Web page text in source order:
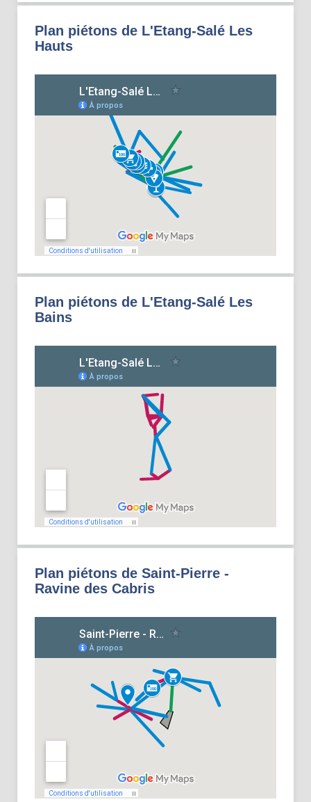
Plan piétons de L'Etang-Salé Les
Hauts
Plan piétons de L'Etang-Salé Les
Bains
Plan piétons de Saint-Pierre -
Ravine des Cabris